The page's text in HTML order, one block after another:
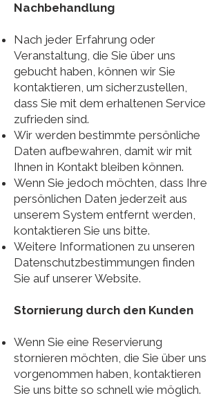
Nachbehandlung
Nach jeder Erfahrung oder
Veranstaltung, die Sie über uns
gebucht haben, können wir Sie
kontaktieren, um sicherzustellen,
dass Sie mit dem erhaltenen Service
zufrieden sind.
Wir werden bestimmte persönliche
Daten aufbewahren, damit wir mit
Ihnen in Kontakt bleiben können.
Wenn Sie jedoch möchten, dass Ihre
persönlichen Daten jederzeit aus
unserem System entfernt werden,
kontaktieren Sie uns bitte.
Weitere Informationen zu unseren
Datenschutzbestimmungen finden
Sie auf unserer Website.
Stornierung durch den Kunden
Wenn Sie eine Reservierung
stornieren möchten, die Sie über uns
vorgenommen haben, kontaktieren
Sie uns bitte so schnell wie möglich.